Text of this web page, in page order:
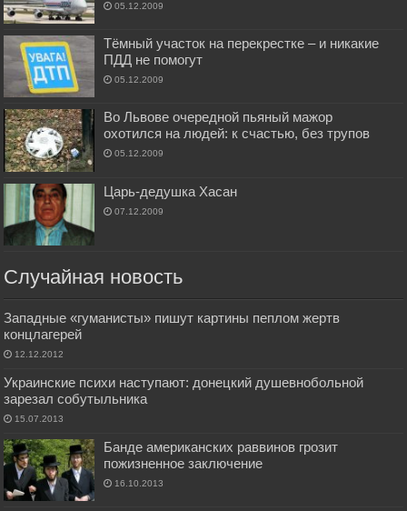
05.12.2009
Тёмный участок на перекрестке – и никакие
ПДД не помогут
05.12.2009
Во Львове очередной пьяный мажор
охотился на людей: к счастью, без трупов
05.12.2009
Царь-дедушка Хасан
07.12.2009
Случайная новость
Западные «гуманисты» пишут картины пеплом жертв
концлагерей
12.12.2012
Украинские психи наступают: донецкий душевнобольной
зарезал собутыльника
15.07.2013
Банде американских раввинов грозит
пожизненное заключение
16.10.2013